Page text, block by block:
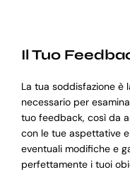
Il Tuo
La tua soddisfazione è
necessario per
tuo feedback, così da
con le tue aspettative
eventuali modifiche e
perfettamente i tuoi